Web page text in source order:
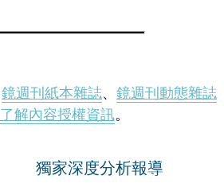
鏡週刊紙本雜誌、 鏡週刊動態雜誌
了解內容授權資訊。
獨家深度分析報導